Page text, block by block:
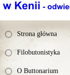
Strona główna
Filobutonistyka
O Buttonarium